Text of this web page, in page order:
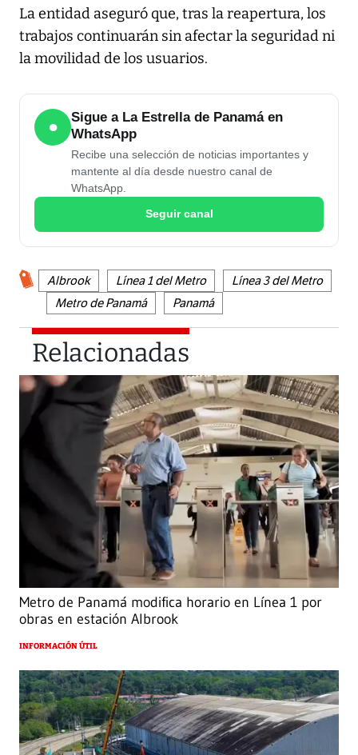
La entidad aseguró que, tras la reapertura, los
trabajos continuarán sin afectar la seguridad ni
la movilidad de los usuarios.
●
Sigue a La Estrella de Panamá en
WhatsApp
Recibe una selección de noticias importantes y
mantente al día desde nuestro canal de
WhatsApp.
Seguir canal
Albrook Línea 1 del Metro
Línea 3 del Metro
Metro de Panamá
Panamá
Relacionadas
Metro de Panamá modifica horario en Línea 1 por
obras en estación Albrook
INFORMACIÓN ÚTIL